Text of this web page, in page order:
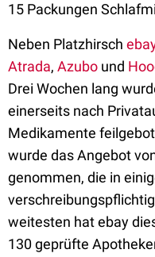
15 Packungen
Neben Platzhirsch
Atrada, Azubo und
Drei Wochen lang
einerseits nach
Medikamente
wurde das Angebot
genommen, die in
weitesten hat ebay
130 geprüfte